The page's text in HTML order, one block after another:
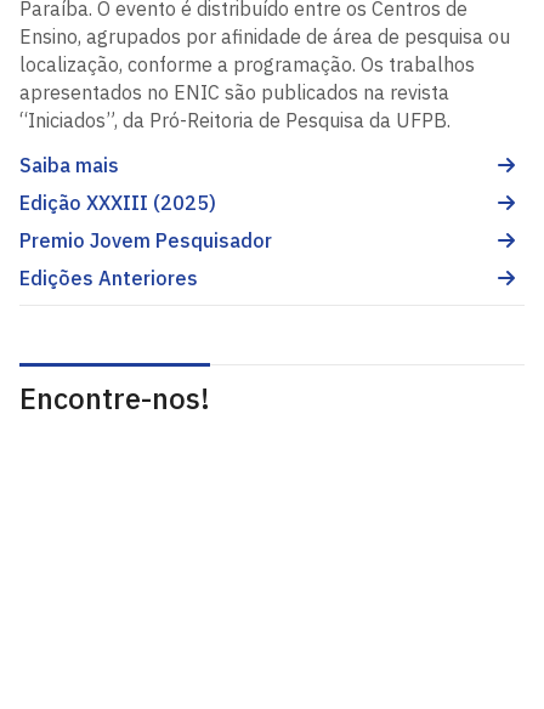
Paraíba. O evento é distribuído entre os Centros de
Ensino, agrupados por afinidade de área de pesquisa ou
localização, conforme a programação. Os trabalhos
apresentados no ENIC são publicados na revista
“Iniciados”, da Pró-Reitoria de Pesquisa da UFPB.
Saiba mais
Edição XXXIII (2025)
Premio Jovem Pesquisador
Edições Anteriores
Encontre-nos!